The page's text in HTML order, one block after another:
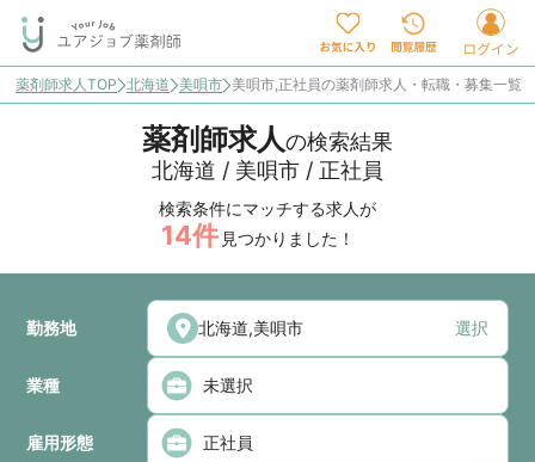
薬剤師求人TOP 北海道 美唄市 美唄市,正社員の薬剤師求人・転職・募集一覧
薬剤師求人の検索結果
北海道 / 美唄市 / 正社員
検索条件にマッチする求人が
14件 見つかりました！
勤務地 選択
業種
雇用形態